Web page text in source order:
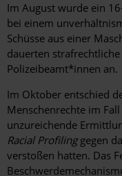
Im August wurde ein
bei einem
Schüsse aus einer
dauerten
Polizeibeamt*innen an.
Im Oktober entschied
Menschenrechte im Fall
unzureichende
Racial Profilinggegen
verstoßen hatten. Das